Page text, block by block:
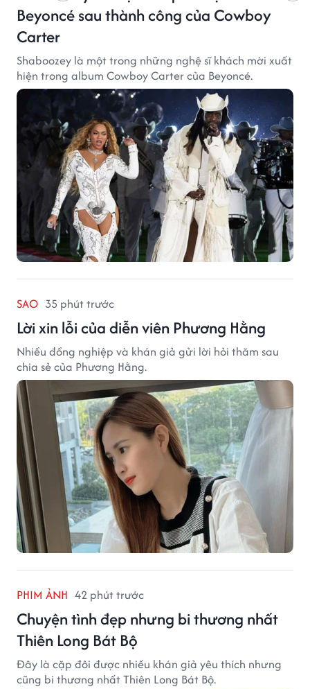
Beyoncé sau thành công của Cowboy
Carter
Shaboozey là một trong những nghệ sĩ khách mời xuất
hiện trong album Cowboy Carter của Beyoncé.
SAO 35 phút trước
Lời xin lỗi của diễn viên Phương Hằng
Nhiều đồng nghiệp và khán giả gửi lời hỏi thăm sau
chia sẻ của Phương Hằng.
PHIM ẢNH 42 phút trước
Chuyện tình đẹp nhưng bi thương nhất
Thiên Long Bát Bộ
Đây là cặp đôi được nhiều khán giả yêu thích nhưng
cũng bi thương nhất Thiên Long Bát Bộ.